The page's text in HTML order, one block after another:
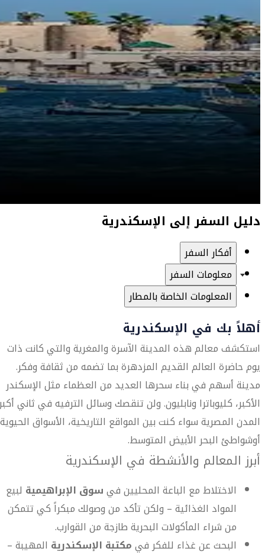
دليل السفر إلى الإسكندرية
أفكار السفر
معلومات السفر
المعلومات الخاصة بالمطار
أهلاً بك في الإسكندرية
استكشف معالم هذه المدينة الآسرة والمغرية والتي كانت ذات
يوم حاضرة العالم القديم المزدهرة بما تضمه من ثقافة وفكر.
مدينة أسهم في بناء سحرها العديد من العظماء مثل الإسكندر
الأكبر، كليوباترا ونابليون. ولن تنقصك وسائل الترفيه في ثاني
المدن المصرية سواء كنت بين المواقع التاريخية، الأسواق الحيوية
أوشواطئ البحر الأبيض المتوسط.
أبرز المعالم والأنشطة في الإسكندرية
الاختلاط مع الباعة المحليين فيسوق الإبراهيمية لبيع
المواد الغذائية – ولكن تأكد من وصولك مبكراً كي تتمكن
من شراء المأكولات البحرية طازجة من القوارب.
البحث عن غذاء للفكر فيمكتبة الإسكندرية المهيبة –